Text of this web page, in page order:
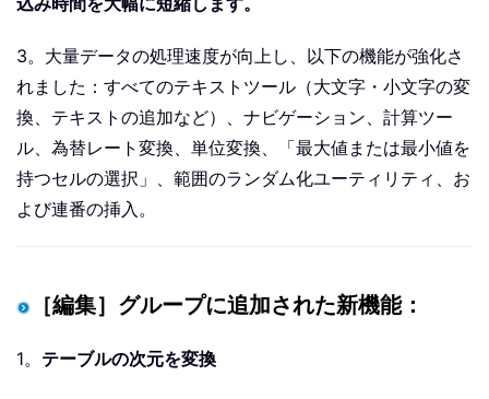
3。大量データの処理速度が向上し、以下の機能が強化さ
れました：すべてのテキストツール（大文字・小文字の変
換、テキストの追加など）、ナビゲーション、計算ツー
ル、為替レート変換、単位変換、「最大値または最小値を
持つセルの選択」、範囲のランダム化ユーティリティ、お
よび連番の挿入。
［編集］グループに追加された新機能：
1。 テーブルの次元を変換